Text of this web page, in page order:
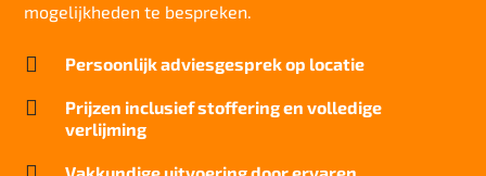
Thermische weerstand
Geluidsisolatie
29 dB
Brandwerend
mogelijkheden te bespreken.
 Persoonlijk adviesgesprek op locatie

Prijzen inclusief stoffering en volledige
verlijming